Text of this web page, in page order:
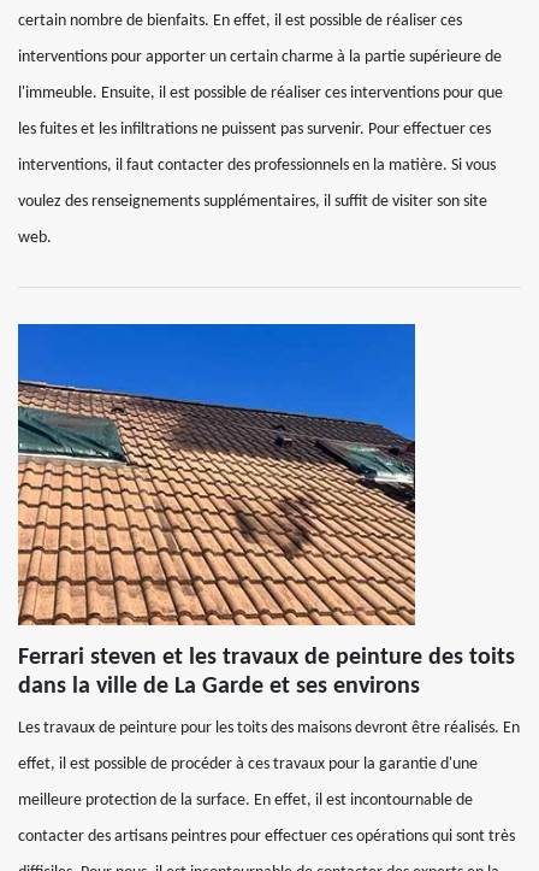
certain nombre de bienfaits. En effet, il est possible de réaliser ces
interventions pour apporter un certain charme à la partie supérieure de
l'immeuble. Ensuite, il est possible de réaliser ces interventions pour que
les fuites et les infiltrations ne puissent pas survenir. Pour effectuer ces
interventions, il faut contacter des professionnels en la matière. Si vous
voulez des renseignements supplémentaires, il suffit de visiter son site
web.
Ferrari steven et les travaux de peinture des toits
dans la ville de La Garde et ses environs
Les travaux de peinture pour les toits des maisons devront être réalisés. En
effet, il est possible de procéder à ces travaux pour la garantie d'une
meilleure protection de la surface. En effet, il est incontournable de
contacter des artisans peintres pour effectuer ces opérations qui sont très